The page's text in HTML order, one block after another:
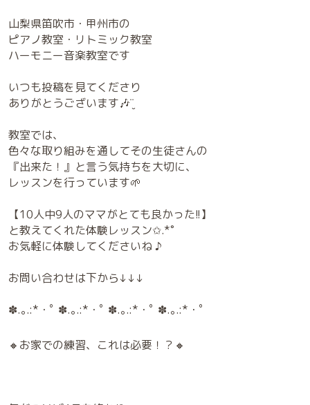
山梨県笛吹市・甲州市の
ピアノ教室・リトミック教室
ハーモニー音楽教室です
いつも投稿を見てくださり
ありがとうございます🎶¨̮
教室では、
色々な取り組みを通してその生徒さんの
『出来た！』と言う気持ちを大切に、
レッスンを行っています🌱
【10人中9人のママがとても良かった!!】
と教えてくれた体験レッスン✩.*˚
お気軽に体験してくださいね ♪
お問い合わせは下から↓↓↓
✽.｡.:*・ﾟ ✽.｡.:*・ﾟ ✽.｡.:*・ﾟ ✽.｡.:*・ﾟ
🔸お家での練習、これは必要！？🔸